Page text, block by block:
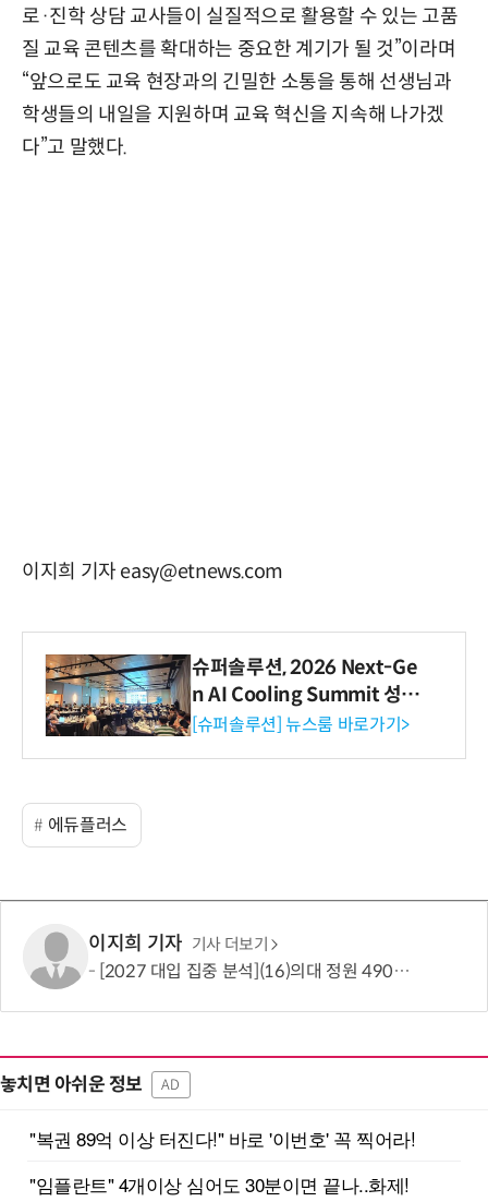
로·진학 상담 교사들이 실질적으로 활용할 수 있는 고품
질 교육 콘텐츠를 확대하는 중요한 계기가 될 것”이라며
“앞으로도 교육 현장과의 긴밀한 소통을 통해 선생님과
학생들의 내일을 지원하며 교육 혁신을 지속해 나가겠
다”고 말했다.
이지희 기자 easy@etnews.com
슈퍼솔루션, 2026 Next-Ge
n AI Cooling Summit 성황
리 성료
[슈퍼솔루션] 뉴스룸 바로가기>
에듀플러스
이지희 기자 기사 더보기
[2027 대입 집중 분석](16)의대 정원 490명 늘었지만…서울·수도권은 전형 변화에 주목
놓치면 아쉬운 정보 AD